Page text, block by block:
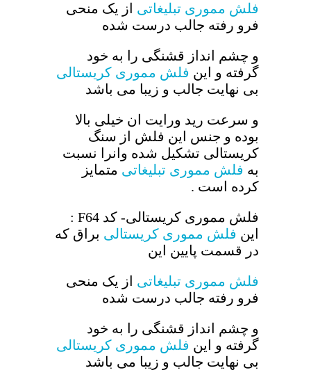
فلش مموری تبلیغاتی از یک منحی
فرو رفته جالب درست شده
و چشم انداز قشنگی را به خود
گرفته و این فلش مموری کریستالی
بی نهایت جالب و زیبا می باشد
و سرعت رید ورایت ان خیلی بالا
بوده و جنس این فلش از سنگ
کریستالی تشکیل شده وانرا نسبت
به فلش مموری تبلیغاتی متمایز
کرده است .
فلش مموری کریستالی- کد F64 :
این فلش مموری کریستالی براق که
در قسمت پایین این
فلش مموری تبلیغاتی از یک منحی
فرو رفته جالب درست شده
و چشم انداز قشنگی را به خود
گرفته و این فلش مموری کریستالی
بی نهایت جالب و زیبا می باشد